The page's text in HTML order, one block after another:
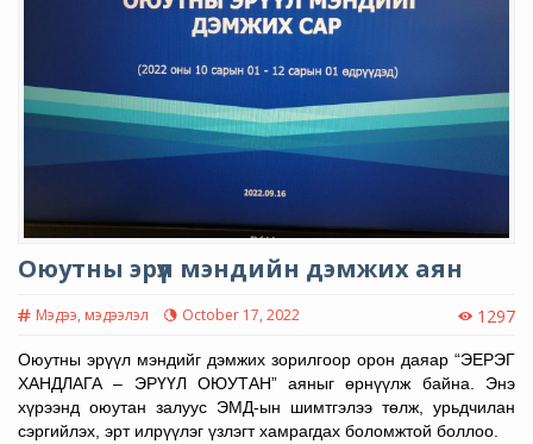
Оюутны эрүүл мэндийн дэмжих аян
Мэдээ, мэдээлэл October 17, 2022 1297
Оюутны эрүүл мэндийг дэмжих зорилгоор орон даяар “ЭЕРЭГ
ХАНДЛАГА – ЭРҮҮЛ ОЮУТАН” аяныг өрнүүлж байна. Энэ
хүрээнд оюутан залуус ЭМД-ын шимтгэлээ төлж, урьдчилан
сэргийлэх, эрт илрүүлэг үзлэгт хамрагдах боломжтой боллоо.